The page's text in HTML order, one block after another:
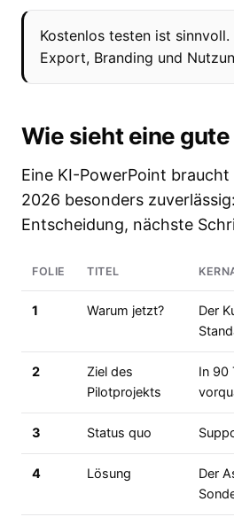
Kostenlos testen ist
Export, Branding und
Wie sieht eine
Eine KI-PowerPoint
2026 besonders
Entscheidung, nächste
FOLIE TITEL
1 Warum jetzt?
Der
2
Ziel des
Pilotprojekts
In 90
3 Status quo
4 Lösung
Der